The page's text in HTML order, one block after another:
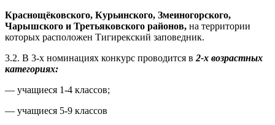
Краснощёковского, Курьинского, Змеиногорского,
Чарышского и Третьяковского районов, на территории
которых расположен Тигирекский заповедник.
3.2. В 3-х номинациях конкурс проводится в 2-х возрастных
категориях:
— учащиеся 1-4 классов;
— учащиеся 5-9 классов